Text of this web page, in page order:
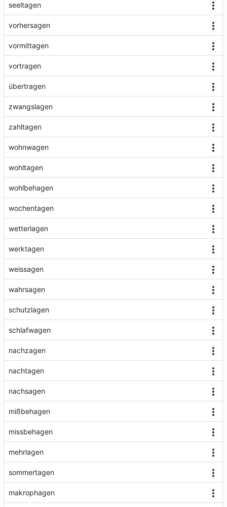
seeltagen
vorhersagen
vormittagen
vortragen
übertragen
zwangslagen
zahltagen
wohnwagen
wohltagen
wohlbehagen
wochentagen
wetterlagen
werktagen
weissagen
wahrsagen
schutzlagen
schlafwagen
nachzagen
nachtagen
nachsagen
mißbehagen
missbehagen
mehrlagen
sommertagen
makrophagen